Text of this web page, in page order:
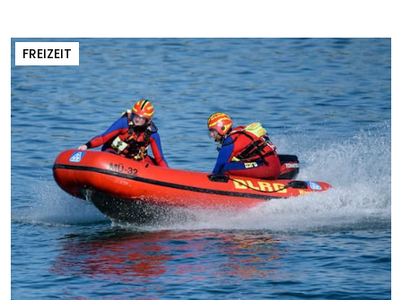
FREIZEIT